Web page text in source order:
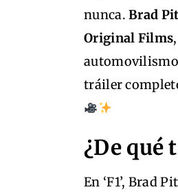
nunca.Brad
Original Films
automovilismo
tráiler
¿De qué
En ‘F1’, Brad